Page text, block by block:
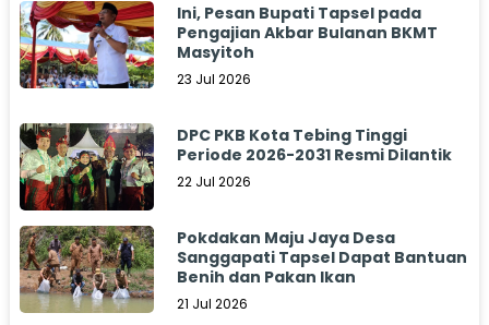
Ini, Pesan Bupati Tapsel pada
Pengajian Akbar Bulanan BKMT
Masyitoh
23 Jul 2026
DPC PKB Kota Tebing Tinggi
Periode 2026-2031 Resmi Dilantik
22 Jul 2026
Pokdakan Maju Jaya Desa
Sanggapati Tapsel Dapat Bantuan
Benih dan Pakan Ikan
21 Jul 2026